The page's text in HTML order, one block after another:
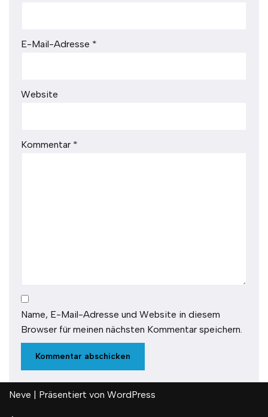
E-Mail-Adresse *
Website
Kommentar *
Name, E-Mail-Adresse und Website in diesem
Browser für meinen nächsten Kommentar speichern.
Neve | Präsentiert von WordPress